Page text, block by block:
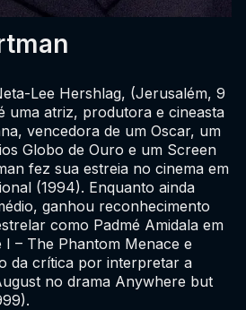
Lee Hershlag, (Jerusalém, 9
uma atriz, produtora e cineasta
vencedora de um Oscar, um
Globo de Ouro e um Screen
fez sua estreia no cinema em
(1994). Enquanto ainda
ganhou reconhecimento
como Padmé Amidala em
I – The Phantom Menace e
da crítica por interpretar a
no drama Anywhere but